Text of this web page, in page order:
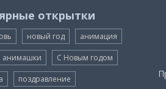
открытки
новый год анимация
анимашки С Новым годом
поздравление